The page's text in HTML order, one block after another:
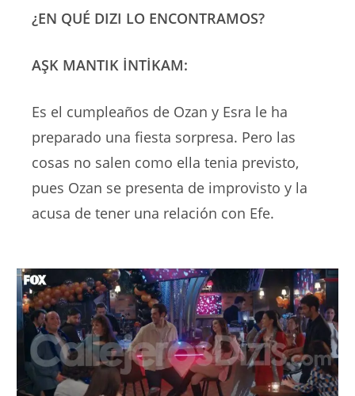
¿EN QUÉ DIZI LO ENCONTRAMOS?
AŞK MANTIK İNTİKAM:
Es el cumpleaños de Ozan y Esra le ha
preparado una fiesta sorpresa. Pero las
cosas no salen como ella tenia previsto,
pues Ozan se presenta de improvisto y la
acusa de tener una relación con Efe.